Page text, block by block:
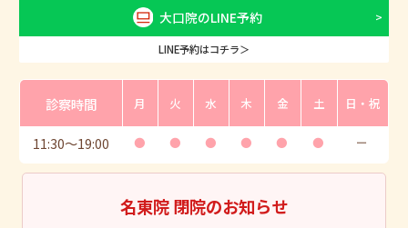
大口院のLINE予約
LINE予約はコチラ＞
診察時間 月 火 水 木 金 土 日・祝
11:30〜19:00 ● ● ● ● ● ● ー
名東院 閉院のお知らせ